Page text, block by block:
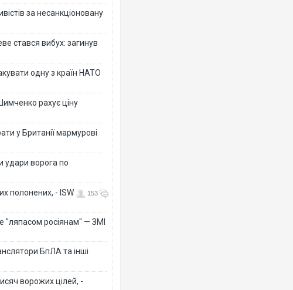
за несанкціоновану
стався вибух: загинув
одну з країн НАТО
рахує ціну
у Британії мармурові
удари ворога по
полонених, - ISW
153
"ляпасом росіянам" — ЗМІ
БпЛА та інші
ворожих цілей, -